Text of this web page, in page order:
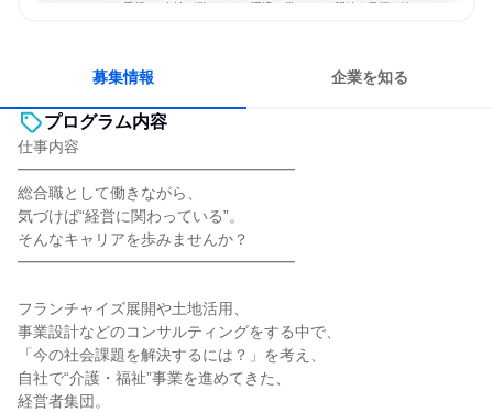
チームワークを重視 女性が働きやすい環境で働ける 明確な目標を追いかける
募集情報 企業を知る
プログラム内容
仕事内容
━━━━━━━━━━━━━━━━━━
総合職として働きながら、
気づけば“経営に関わっている”。
そんなキャリアを歩みませんか？
━━━━━━━━━━━━━━━━━━
フランチャイズ展開や土地活用、
事業設計などのコンサルティングをする中で、
「今の社会課題を解決するには？」を考え、
自社で“介護・福祉”事業を進めてきた、
経営者集団。